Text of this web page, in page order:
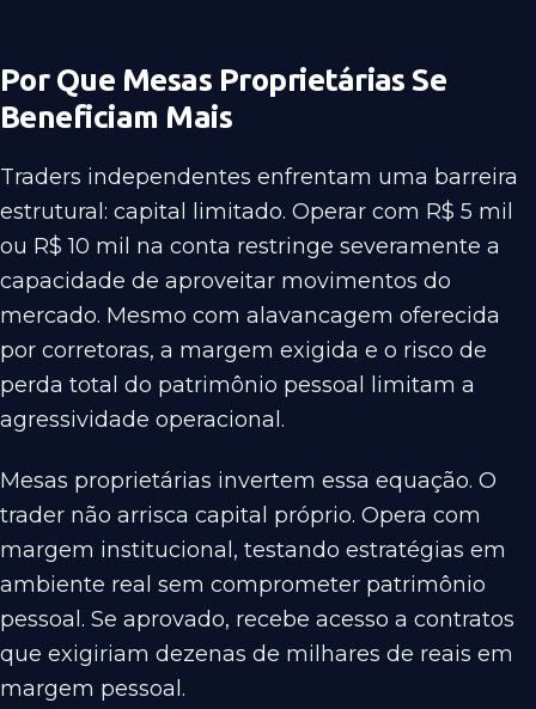
Por Que Mesas Proprietárias Se
Beneficiam Mais
Traders independentes enfrentam uma barreira
estrutural: capital limitado. Operar com R$ 5 mil
ou R$ 10 mil na conta restringe severamente a
capacidade de aproveitar movimentos do
mercado. Mesmo com alavancagem oferecida
por corretoras, a margem exigida e o risco de
perda total do patrimônio pessoal limitam a
agressividade operacional.
Mesas proprietárias invertem essa equação. O
trader não arrisca capital próprio. Opera com
margem institucional, testando estratégias em
ambiente real sem comprometer patrimônio
pessoal. Se aprovado, recebe acesso a contratos
que exigiriam dezenas de milhares de reais em
margem pessoal.